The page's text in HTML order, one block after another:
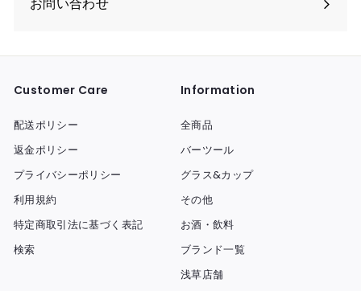
Customer Care
配送ポリシー
返金ポリシー
プライバシーポリシー
利用規約
特定商取引法に基づく表記
検索
Information
全商品
バーツール
グラス&カップ
その他
お酒・飲料
ブランド一覧
浅草店舗